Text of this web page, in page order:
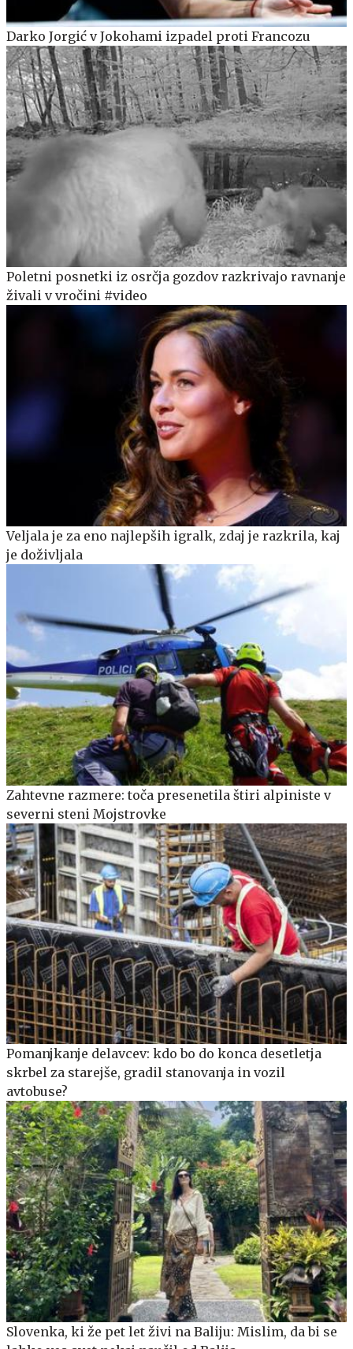
Darko Jorgić v Jokohami izpadel proti Francozu
Poletni posnetki iz osrčja gozdov razkrivajo ravnanje
živali v vročini #video
Veljala je za eno najlepših igralk, zdaj je razkrila, kaj
je doživljala
Zahtevne razmere: toča presenetila štiri alpiniste v
severni steni Mojstrovke
Pomanjkanje delavcev: kdo bo do konca desetletja
skrbel za starejše, gradil stanovanja in vozil
avtobuse?
Slovenka, ki že pet let živi na Baliju: Mislim, da bi se